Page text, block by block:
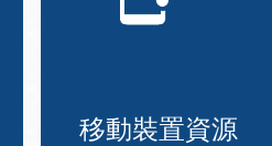
移動裝置資源